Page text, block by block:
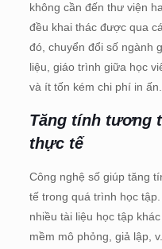
không cần đến thư viện
đều khai thác được qua
đó, chuyển đổi số ngành
liệu, giáo trình giữa học
và ít tốn kém chi phí in ấn.
Tăng tính tương
thực tế
Công nghệ số giúp tăng
tế trong quá trình học
nhiều tài liệu học tập
mềm mô phỏng, giả lập,